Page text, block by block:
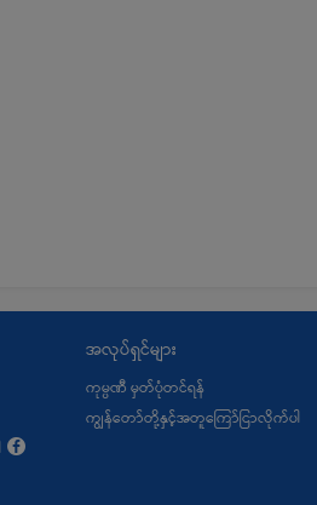
အလုပ်ရှင်များ
ကုမ္ပဏီ မှတ်ပုံတင်ရန်
ကျွန်တော်တို့နှင့်အတူကြော်ငြာလိုက်ပါ